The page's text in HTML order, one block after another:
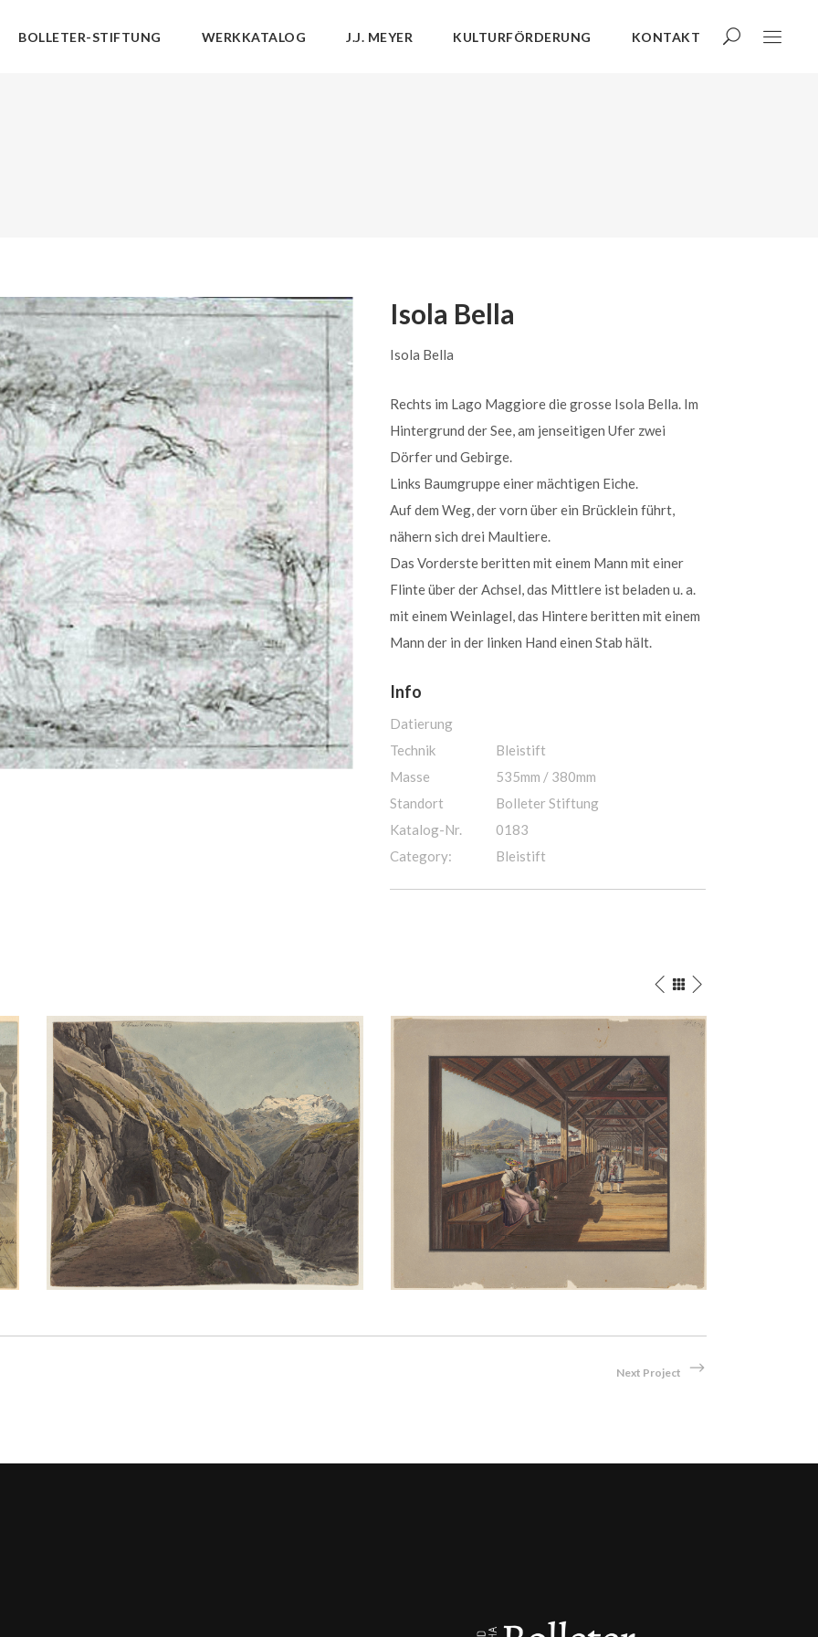
BOLLETER-STIFTUNG WERKKATALOG J.J. MEYER KULTURFÖRDERUNG KONTAKT
Isola Bella
Isola Bella
Rechts im Lago Maggiore die grosse Isola Bella. Im
Hintergrund der See, am jenseitigen Ufer zwei
Dörfer und Gebirge.
Links Baumgruppe einer mächtigen Eiche.
Auf dem Weg, der vorn über ein Brücklein führt,
nähern sich drei Maultiere.
Das Vorderste beritten mit einem Mann mit einer
Flinte über der Achsel, das Mittlere ist beladen u. a.
mit einem Weinlagel, das Hintere beritten mit einem
Mann der in der linken Hand einen Stab hält.
Info
Datierung
Technik
Bleistift
Masse
535mm / 380mm
Standort
Bolleter Stiftung
Katalog-Nr.
0183
Category:
Bleistift
Hofbrücke Luzern 1820
Aquarell/Bleistift
Die Tellskapelle, 1819
Aquarell/Bleistift
Next Project